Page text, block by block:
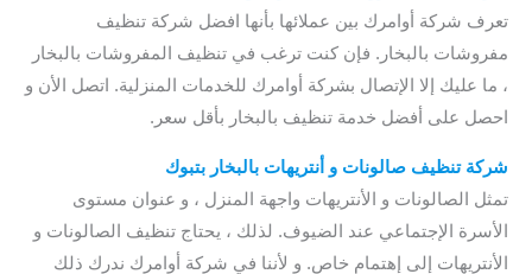
تعرف شركة أوامرك بين عملائها بأنها افضل شركة تنظيف
مفروشات بالبخار. فإن كنت ترغب في تنظيف المفروشات بالبخار
، ما عليك إلا الإتصال بشركة أوامرك للخدمات المنزلية. اتصل الأن و
احصل على أفضل خدمة تنظيف بالبخار بأقل سعر.
شركة تنظيف صالونات و أنتريهات بالبخار بتبوك
تمثل الصالونات و الأنتريهات واجهة المنزل ، و عنوان مستوى
الأسرة الإجتماعي عند الضيوف. لذلك ، يحتاج تنظيف الصالونات و
الأنتريهات إلى إهتمام خاص. و لأننا في شركة أوامرك ندرك ذلك